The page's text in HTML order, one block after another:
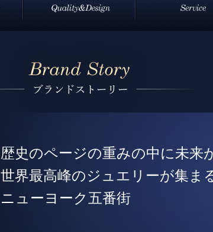
歴史のページの重みの中に未来
世界最高峰のジュエリーが集ま
ニューヨーク五番街